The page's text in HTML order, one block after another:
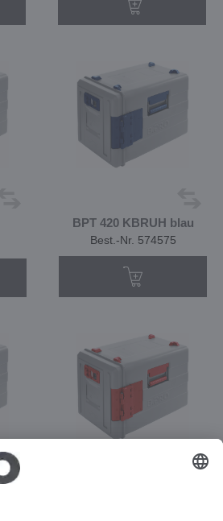
BPT 420 KBRUH blau
Best.-Nr. 574575